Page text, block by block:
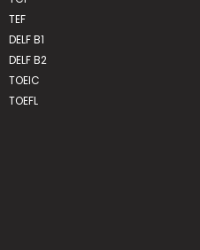
TEF
DELF B1
DELF B2
TOEIC
TOEFL